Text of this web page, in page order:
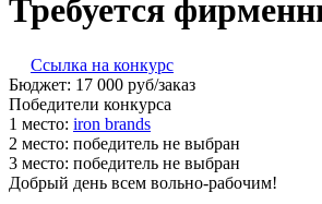
Требуется
Ссылка на конкурс
Бюджет: 17 000 руб/заказ
Победители конкурса
1 место: iron b­ran­ds
2 место: победитель не выбран
3 место: победитель не выбран
Добрый день всем вольно-рабочим!